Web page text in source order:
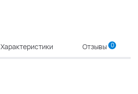
Характеристики Отзывы 0